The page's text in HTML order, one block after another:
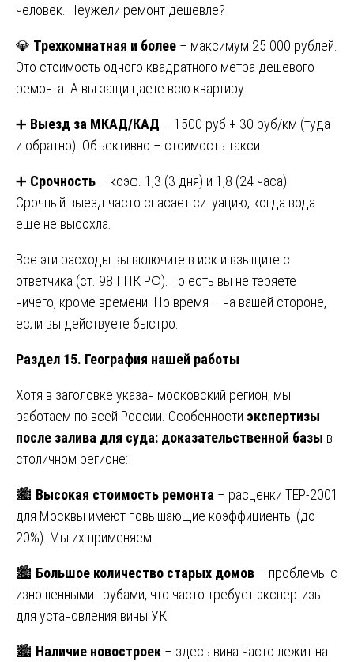
человек. Неужели ремонт дешевле?
💎 Трехкомнатная и более – максимум 25 000 рублей.
Это стоимость одного квадратного метра дешевого
ремонта. А вы защищаете всю квартиру.
➕ Выезд за МКАД/КАД – 1500 руб + 30 руб/км (туда
и обратно). Объективно – стоимость такси.
➕ Срочность – коэф. 1,3 (3 дня) и 1,8 (24 часа).
Срочный выезд часто спасает ситуацию, когда вода
еще не высохла.
Все эти расходы вы включите в иск и взыщите с
ответчика (ст. 98 ГПК РФ). То есть вы не теряете
ничего, кроме времени. Но время – на вашей стороне,
если вы действуете быстро.
Раздел 15. География нашей работы
Хотя в заголовке указан московский регион, мы
работаем по всей России. Особенности экспертизы
после залива для суда: доказательственной базы в
столичном регионе:
🏙 Высокая стоимость ремонта – расценки ТЕР-2001
для Москвы имеют повышающие коэффициенты (до
20%). Мы их применяем.
🏙 Большое количество старых домов – проблемы с
изношенными трубами, что часто требует экспертизы
для установления вины УК.
🏙 Наличие новостроек – здесь вина часто лежит на